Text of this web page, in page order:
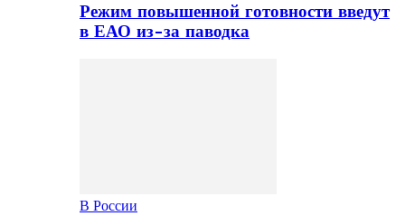
Режим повышенной готовности введут
в ЕАО из-за паводка
В России